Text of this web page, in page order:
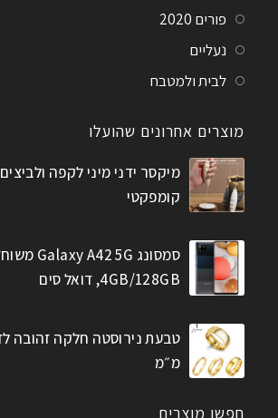
פורים 2020
נעליים
לבית ולמטבח
מוצרים אחרונים שהועלו
מיקסר ידני מיני לקפה
קומפקטי
4GB/128GB, דואל סים
מ״מ
חפשו מוצרים